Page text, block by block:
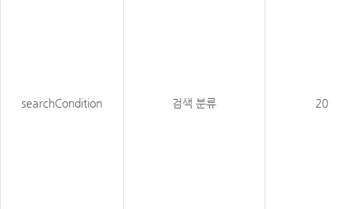
searchCondition 검색 분류 20